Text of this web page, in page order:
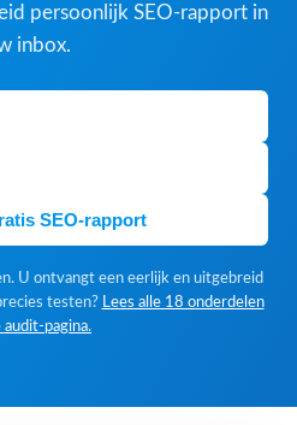
persoonlijk SEO-rapport in
inbox.
SEO-rapport
U ontvangt een eerlijk en uitgebreid
testen? Lees alle 18 onderdelen
audit-pagina.